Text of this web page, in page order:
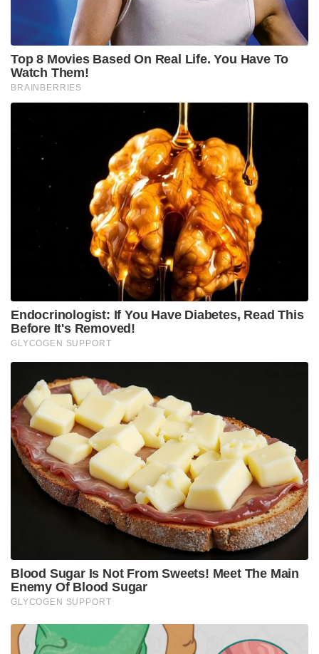
ആക്രോശിച്ചു: “നീ ഇനി എന്റെ ഭാര്യയെക്കുറിച്ച്
സംസാരിക്കരുത്. സംസാരിച്ചാൽ നിന്റെ തൊണ്ട ഞാൻ
മുറിച്ചുകളയും!”
യഥാർത്ഥത്തിൽ മഗ്രാത്തിന്റെ ഭാര്യയുടെ
അസുഖത്തെക്കുറിച്ച് സർവന് അറിയില്ലായിരുന്നു.
തന്നോട് മോശമായി സംസാരിച്ച മഗ്രാത്തിന്
ഒപ്പത്തിനൊപ്പം മറുപടി നൽകി എന്ന് മാത്രമേ സർവൻ
കരുതിയുള്ളൂ. ഗ്രൗണ്ടിലെ ആ ചൂടേറിയ തർക്കം
സർവന്റെ ബാറ്റിനെ കൂടുതൽ മൂർച്ചയുള്ളതാക്കി.
മഗ്രാത്തിന്റെ ഓരോ പന്തിനെയും സർവാൻ ക്രൂരമായി
പ്രഹരിച്ചു. 105 റൺസ് നേടി സർവൻ
പുറത്താകുമ്പോഴേക്കും വെസ്റ്റ് ഇൻഡീസ് ചരിത്ര
വിജയത്തിന്റെ പടിവാതിൽക്കൽ എത്തിയിരുന്നു.
ഒടുവിൽ, ലോകത്തെ ഞെട്ടിച്ചുകൊണ്ട് വെസ്റ്റ്
ഇൻഡീസ് ആ ലക്ഷ്യം മറികടന്നു. 418 റൺസ്
പിന്തുടർന്ന് ജയിച്ച് അവർ ലോകറെക്കോർഡ് കുറിച്ചു.
മഗ്രാത്തിന്റെ അഹങ്കാരത്തിനേറ്റ ഏറ്റവും വലിയ
തിരിച്ചടിയായിരുന്നു ആ തോൽവി
GLEN MCGRATH